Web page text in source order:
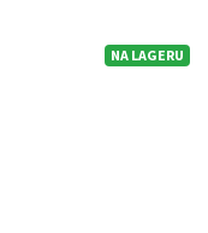
NA LAGERU